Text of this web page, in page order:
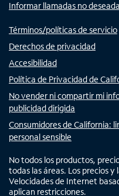
Informar llamadas no
Términos/políticas de servicio
Derechos de privacidad
Accesibilidad
Política de Privacidad de
No vender ni compartir mi
publicidad dirigida
Consumidores de California:
personal sensible
No todos los productos,
todas las áreas. Los precios
Velocidades de Internet
aplican restricciones.